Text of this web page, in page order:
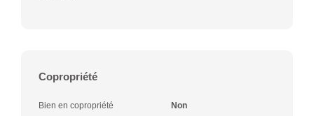
Copropriété
Bien en copropriété Non